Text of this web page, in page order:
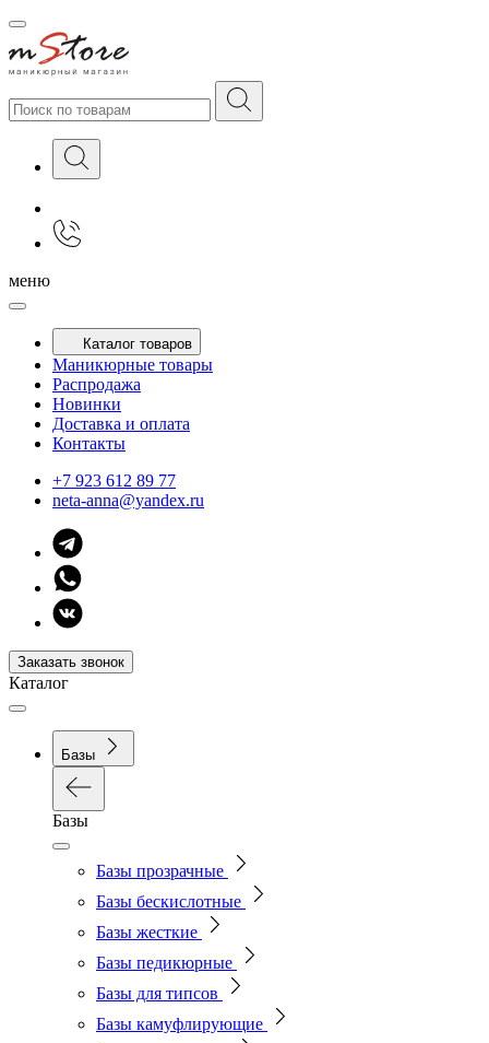
меню
Каталог товаров
Маникюрные товары
Распродажа
Новинки
Доставка и оплата
Контакты
+7 923 612 89 77
neta-anna@yandex.ru
Заказать звонок
Каталог
Базы
Базы
Базы прозрачные
Базы бескислотные
Базы жесткие
Базы педикюрные
Базы для типсов
Базы камуфлирующие